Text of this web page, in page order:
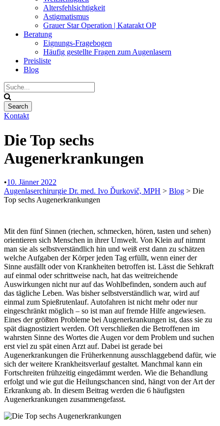
Altersfehlsichtigkeit
Astigmatismus
Grauer Star Operation | Katarakt OP
Beratung
Eignungs-Fragebogen
Häufig gestellte Fragen zum Augenlasern
Preisliste
Blog
Kontakt
Die Top sechs
Augenerkrankungen
•10. Jänner 2022
Augenlaserchirurgie Dr. med. Ivo Ďurkovič, MPH > Blog > Die
Top sechs Augenerkrankungen
Mit den fünf Sinnen (riechen, schmecken, hören, tasten und sehen)
orientieren sich Menschen in ihrer Umwelt. Von Klein auf nimmt
man sie als selbstverständlich hin und weiß erst dann zu schätzen
welche Aufgaben der Körper jeden Tag erfüllt, wenn einer der
Sinne ausfällt oder von Krankheiten betroffen ist. Lässt die Sehkraft
auf einmal oder schrittweise nach, hat das weitreichende
Auswirkungen nicht nur auf das Wohlbefinden, sondern auch auf
das tägliche Leben. Was bisher selbstverständlich war, wird auf
einmal zum Spießrutenlauf. Autofahren ist nicht mehr oder nur
eingeschränkt möglich – so ist man auf fremde Hilfe angewiesen.
Eines der größten Probleme bei Augenerkrankungen ist, dass sie zu
spät diagnostiziert werden. Oft verschließen die Betroffenen im
wahrsten Sinne des Wortes die Augen vor dem Problem und suchen
erst viel zu spät einen Arzt auf. Dabei ist gerade bei
Augenerkrankungen die Früherkennung ausschlaggebend dafür, wie
sich der weitere Krankheitsverlauf gestaltet. Manchmal kann ein
Fortschreiten frühzeitig eingedämmt werden. Wie die Behandlung
erfolgt und wie gut die Heilungschancen sind, hängt von der Art der
Erkrankung ab. In diesem Beitrag werden die 6 häufigsten
Augenerkrankungen zusammengefasst.